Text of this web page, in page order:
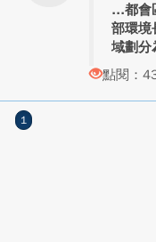
都會
部環境
域劃分
點閱：
1